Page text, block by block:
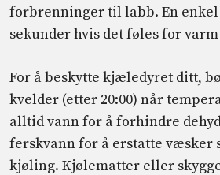
forbrenninger til labb. En enkel
sekunder hvis det føles for
For å beskytte kjæledyret ditt,
kvelder (etter 20:00) når
alltid vann for å forhindre
ferskvann for å erstatte væsker
kjøling. Kjølematter eller